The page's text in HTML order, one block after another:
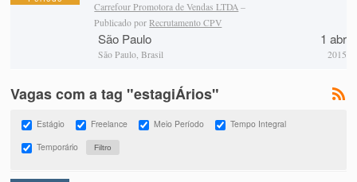
Carrefour Promotora de Vendas LTDA –
Publicado porRecrutamento CPV
São Paulo
São Paulo, Brasil
1 abr
2015
Vagas com a tag "estagiÁrios"
Estágio Freelance Meio Período
Tempo Integral
Temporário